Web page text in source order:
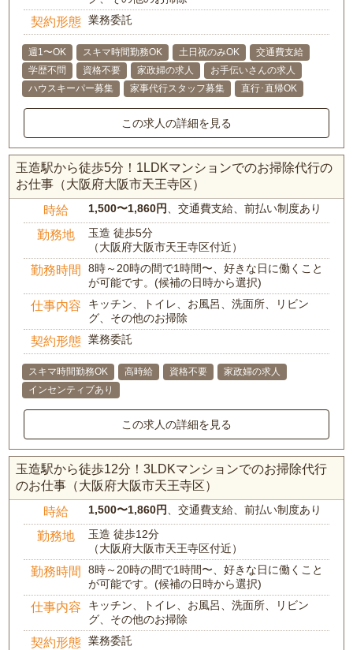
契約形態 業務委託
週1〜OK スキマ時間勤務OK 土日祝のみOK
交通費支給
学歴不問
資格不要 家政婦の求人
お手伝いさんの求人
ハウスキーパー募集
家事代行スタッフ募集 直行･直帰OK
この求人の詳細を見る
玉造駅から徒歩5分！1LDKマンションでのお掃除代行の
お仕事（大阪府大阪市天王寺区）
時給 1,500〜1,860円 、交通費支給、前払い制度あり
勤務地
玉造 徒歩5分
（大阪府大阪市天王寺区付近）
勤務時間
8時～20時の間で1時間〜、好きな日に働くこと
が可能です。(候補の日時から選択)
仕事内容
キッチン、トイレ、お風呂、洗面所、リビン
グ、その他のお掃除
契約形態 業務委託
スキマ時間勤務OK 高時給 資格不要
家政婦の求人
インセンティブあり
この求人の詳細を見る
玉造駅から徒歩12分！3LDKマンションでのお掃除代行
のお仕事（大阪府大阪市天王寺区）
時給 1,500〜1,860円 、交通費支給、前払い制度あり
勤務地
玉造 徒歩12分
（大阪府大阪市天王寺区付近）
勤務時間
8時～20時の間で1時間〜、好きな日に働くこと
が可能です。(候補の日時から選択)
仕事内容
キッチン、トイレ、お風呂、洗面所、リビン
グ、その他のお掃除
契約形態 業務委託